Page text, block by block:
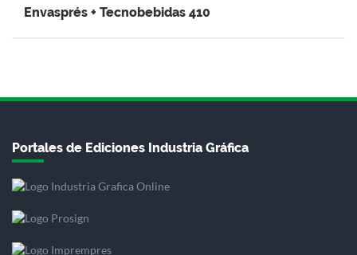
Envasprés + Tecnobebidas 410
Portales de Ediciones Industria Gráfica